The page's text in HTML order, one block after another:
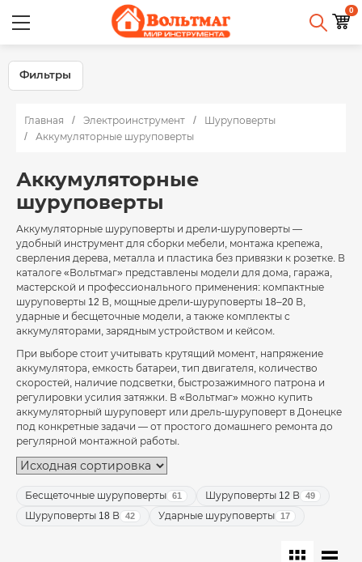
0
Фильтры
Главная Электроинструмент
Шуруповерты
Аккумуляторные шуруповерты
Аккумуляторные
шуруповерты
Аккумуляторные шуруповерты и дрели-шуруповерты —
удобный инструмент для сборки мебели, монтажа крепежа,
сверления дерева, металла и пластика без привязки к розетке. В
каталоге «Вольтмаг» представлены модели для дома, гаража,
мастерской и профессионального применения: компактные
шуруповерты 12 В, мощные дрели-шуруповерты 18–20 В,
ударные и бесщеточные модели, а также комплекты с
аккумуляторами, зарядным устройством и кейсом.
При выборе стоит учитывать крутящий момент, напряжение
аккумулятора, емкость батареи, тип двигателя, количество
скоростей, наличие подсветки, быстрозажимного патрона и
регулировки усилия затяжки. В «Вольтмаг» можно купить
аккумуляторный шуруповерт или дрель-шуруповерт в Донецке
под конкретные задачи — от простого домашнего ремонта до
регулярной монтажной работы.
Бесщеточные шуруповерты 61 Шуруповерты 12 В 49
Шуруповерты 18 В 42 Ударные шуруповерты 17